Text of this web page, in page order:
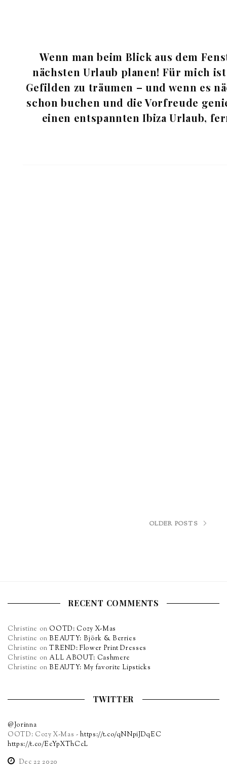
Wenn man beim Blick aus dem
nächsten Urlaub planen! Für mich
Gefilden zu träumen – und wenn es
schon buchen und die Vorfreude
einen entspannten Ibiza Urlaub,
OLDER POSTS
RECENT COMMENTS
Christine on OOTD: Cozy X-Mas
Christine onBEAUTY: Björk & Berries
Christine onTREND: Flower Print Dresses
Christine on ALL ABOUT: Cashmere
Christine onBEAUTY: My favorite Lipsticks
TWITTER
@Jorinna
OOTD: Cozy X-Mas -https://t.co/qNNpiJDqEC
https://t.co/EcYpXThCcL
Dec 22 2020